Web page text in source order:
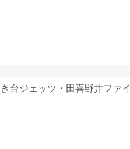
台ジェッツ・田喜野井ファイ